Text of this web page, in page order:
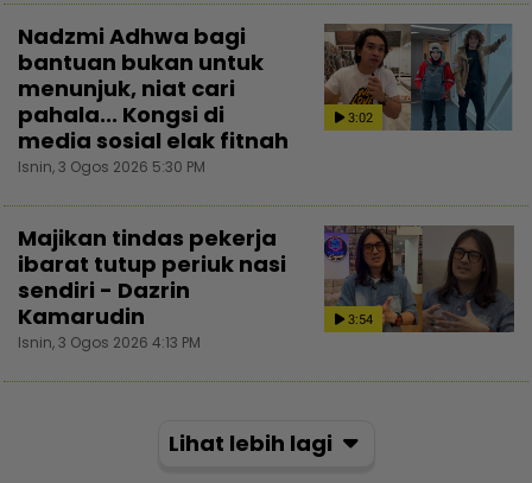
3:02
Nadzmi Adhwa bagi
bantuan bukan untuk
menunjuk, niat cari
pahala... Kongsi di
media sosial elak fitnah
Isnin, 3 Ogos 2026 5:30 PM
3:54
Majikan tindas pekerja
ibarat tutup periuk nasi
sendiri - Dazrin
Kamarudin
Isnin, 3 Ogos 2026 4:13 PM
Lihat lebih lagi